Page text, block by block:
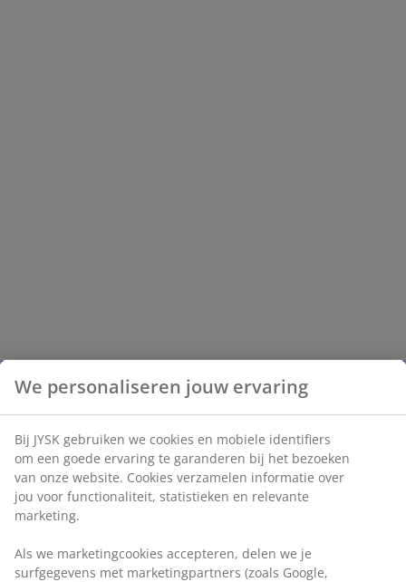
We personaliseren jouw ervaring
Bij JYSK gebruiken we cookies en mobiele identifiers
om een goede ervaring te garanderen bij het bezoeken
van onze website. Cookies verzamelen informatie over
jou voor functionaliteit, statistieken en relevante
marketing.
Als we marketingcookies accepteren, delen we je
surfgegevens met marketingpartners (zoals Google,